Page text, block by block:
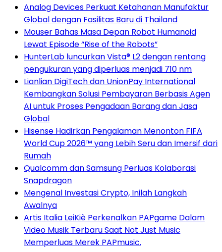
Analog Devices Perkuat Ketahanan Manufaktur
Global dengan Fasilitas Baru di Thailand
Mouser Bahas Masa Depan Robot Humanoid
Lewat Episode “Rise of the Robots”
HunterLab luncurkan Vista® L2 dengan rentang
pengukuran yang diperluas menjadi 710 nm
Lianlian DigiTech dan UnionPay International
Kembangkan Solusi Pembayaran Berbasis Agen
AI untuk Proses Pengadaan Barang dan Jasa
Global
Hisense Hadirkan Pengalaman Menonton FIFA
World Cup 2026™ yang Lebih Seru dan Imersif dari
Rumah
Qualcomm dan Samsung Perluas Kolaborasi
Snapdragon
Mengenal Investasi Crypto, Inilah Langkah
Awalnya
Artis Italia LeiKiè Perkenalkan PAPgame Dalam
Video Musik Terbaru Saat Not Just Music
Memperluas Merek PAPmusic.